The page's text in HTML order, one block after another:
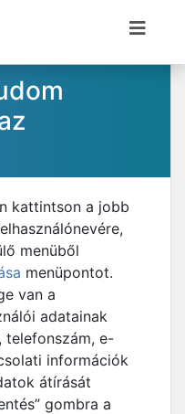
kattintson a jobb
menüből
menüpontot.
van a
adatainak
telefonszám, e-
információk
átírását
gombra a